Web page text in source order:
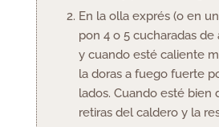
En la olla exprés (o en
pon 4 o 5 cucharadas de
y cuando esté caliente
la doras a fuego fuerte
lados. Cuando esté bien
retiras del caldero y la